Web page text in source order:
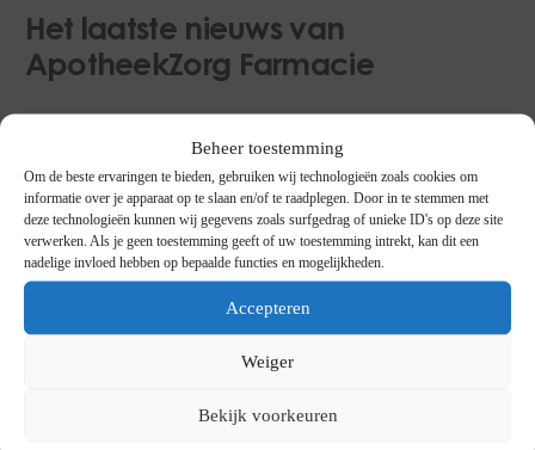
Beheer toestemming
Om de beste ervaringen te bieden, gebruiken wij technologieën zoals cookies om
informatie over je apparaat op te slaan en/of te raadplegen. Door in te stemmen met
deze technologieën kunnen wij gegevens zoals surfgedrag of unieke ID's op deze site
verwerken. Als je geen toestemming geeft of uw toestemming intrekt, kan dit een
nadelige invloed hebben op bepaalde functies en mogelijkheden.
Accepteren
Weiger
Bekijk voorkeuren
Het laatste nieuws van
ApotheekZorg Farmacie
NIEUWS